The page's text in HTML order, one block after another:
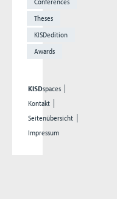
Theses
KISDedition
Awards
KISDspaces
Kontakt
Seitenübersicht
Impressum